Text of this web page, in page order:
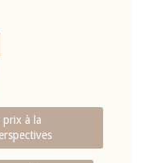
prix à la